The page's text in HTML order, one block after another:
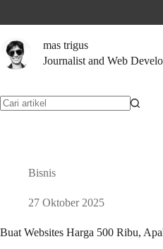
mas trigus
Journalist and Web
Bisnis
27 Oktober 2025
Buat Websites Harga 500 Ribu,